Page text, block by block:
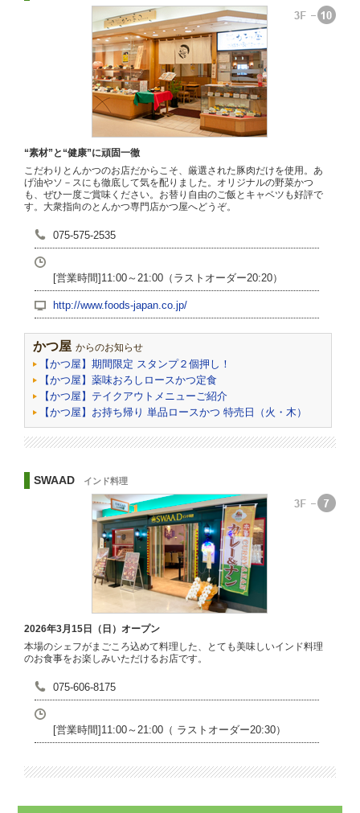
“素材”と“健康”に頑固一徹
こだわりとんかつのお店だからこそ、厳選された豚肉だけを使用。あ
げ油やソ－スにも徹底して気を配りました。オリジナルの野菜かつ
も、ぜひ一度ご賞味ください。お替り自由のご飯とキャベツも好評で
す。大衆指向のとんかつ専門店かつ屋へどうぞ。
075-575-2535
[営業時間]11:00～21:00（ラストオーダー20:20）
http://www.foods-japan.co.jp/
かつ屋 からのお知らせ
【かつ屋】期間限定 スタンプ２個押し！
【かつ屋】薬味おろしロースかつ定食
【かつ屋】テイクアウトメニューご紹介
【かつ屋】お持ち帰り 単品ロースかつ 特売日（火・木）
SWAAD インド料理
2026年3月15日（日）オープン
本場のシェフがまごころ込めて料理した、とても美味しいインド料理
のお食事をお楽しみいただけるお店です。
075-606-8175
[営業時間]11:00～21:00（ ラストオーダー20:30）